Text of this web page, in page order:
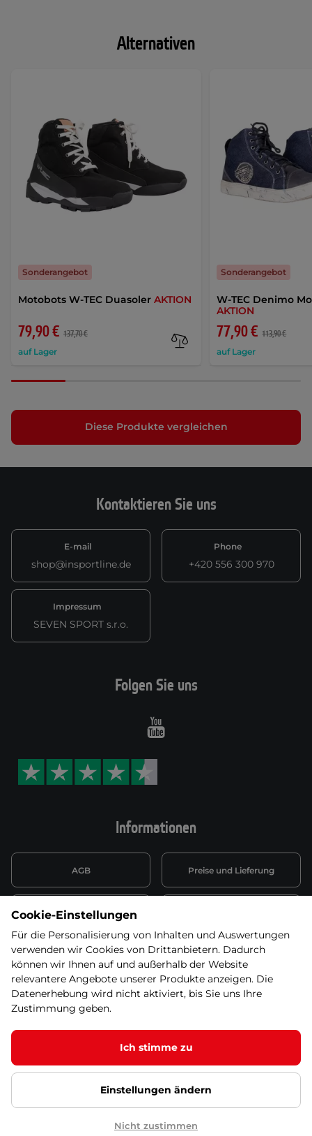
Alternativen
Motobots W-TEC Duasoler AKTION
79,90 € 137,70 €
auf Lager
Sonderangebot
W-TEC Denimo
AKTION
77,90 € 113,90 €
auf Lager
Sonderangebot
Diese Produkte vergleichen
Kontaktieren Sie uns
E-mail
shop@insportline.de
Phone
+420 556 300 970
Impressum
SEVEN SPORT s.r.o.
Informationen
AGB Preise und Lieferung
Datenschutzerklärung
Wiederufsbelehrung mit Link
zum Formular
Batterieentsorgung
Informationen zu Elektro-
und Elektonikgeräten
Widerruf erklären
Folgen Sie uns
Youtube
© 2026 SEVEN SPORT s.r.o Alle Rechte vorbehalten1
Datenschutzgrundsätze Google Datenschutz Google
Partnerseiten Cookie-Einstellungen
Cookie-Einstellungen
Für die Personalisierung von Inhalten und Auswertungen
verwenden wir Cookies von Drittanbietern. Dadurch
können wir Ihnen auf und außerhalb der Website
relevantere Angebote unserer Produkte anzeigen. Die
Datenerhebung wird nicht aktiviert, bis Sie uns Ihre
Zustimmung geben.
Ich stimme zu
Einstellungen ändern
Nicht zustimmen